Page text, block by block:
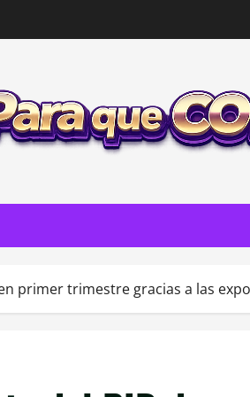
primer trimestre gracias a las